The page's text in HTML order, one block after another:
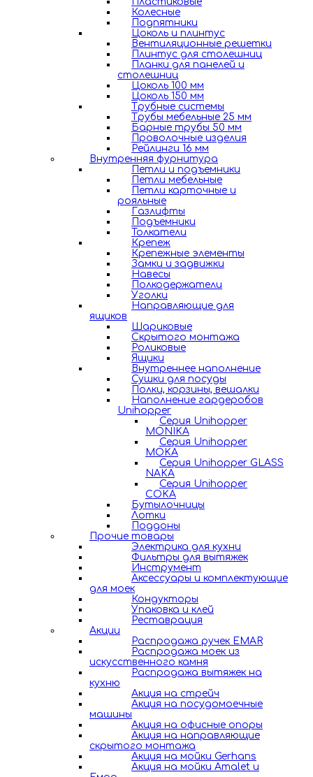
Колесные
Подпятники
Цоколь и плинтус
Вентиляционные решетки
Плинтус для столешниц
Планки для панелей и
столешниц
Цоколь 100 мм
Цоколь 150 мм
Трубные системы
Трубы мебельные 25 мм
Барные трубы 50 мм
Проволочные изделия
Рейлинги 16 мм
Внутренняя фурнитура
Петли и подъемники
Петли мебельные
Петли карточные и
рояльные
Газлифты
Подъемники
Толкатели
Крепеж
Крепежные элементы
Замки и задвижки
Навесы
Полкодержатели
Уголки
Направляющие для
ящиков
Шариковые
Скрытого монтажа
Роликовые
Ящики
Внутреннее наполнение
Сушки для посуды
Полки, корзины, вешалки
Наполнение гардеробов
Unihopper
Серия Unihopper
MONIKA
Серия Unihopper
MOKA
Серия Unihopper GLASS
NAKA
Серия Unihopper
COKA
Бутылочницы
Лотки
Поддоны
Прочие товары
Электрика для кухни
Фильтры для вытяжек
Инструмент
Аксессуары и комплектующие
для моек
Кондукторы
Упаковка и клей
Реставрация
Акции
Распродажа ручек EMAR
Распродажа моек из
искусственного камня
Распродажа вытяжек на
кухню
Акция на стрейч
Акция на посудомоечные
машины
Акция на офисные опоры
Акция на направляющие
скрытого монтажа
Акция на мойки Gerhans
Акция на мойки Amalet и